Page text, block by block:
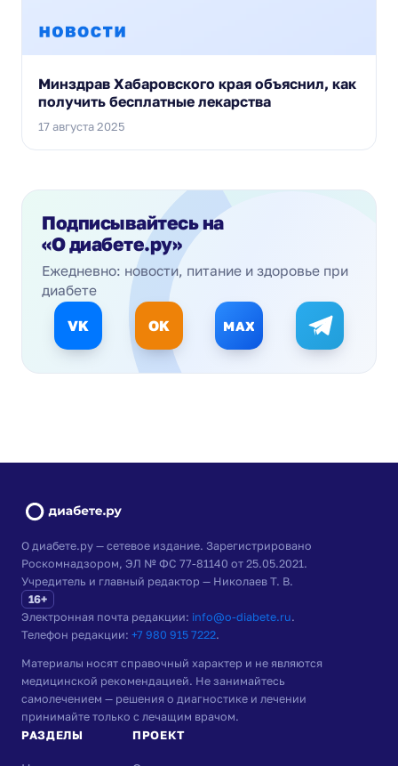
Минздрав Хабаровского края объяснил, как
получить бесплатные лекарства
17 августа 2025
Подписывайтесь на
«О диабете.ру»
Ежедневно: новости, питание и здоровье при
диабете
VK OK MAX
О диабете.ру — сетевое издание. Зарегистрировано
Роскомнадзором, ЭЛ № ФС 77-81140 от 25.05.2021.
Учредитель и главный редактор — Николаев Т. В.
16+
Электронная почта редакции: info@o-diabete.ru.
Телефон редакции: +7 980 915 7222.
Материалы носят справочный характер и не являются
медицинской рекомендацией. Не занимайтесь
самолечением — решения о диагностике и лечении
принимайте только с лечащим врачом.
РАЗДЕЛЫ ПРОЕКТ